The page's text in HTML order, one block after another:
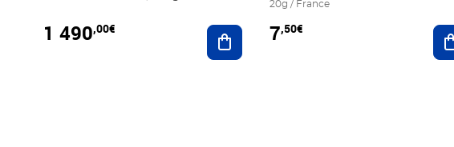
1 490,00€ Ajouter au panier
20g / France
7,50€